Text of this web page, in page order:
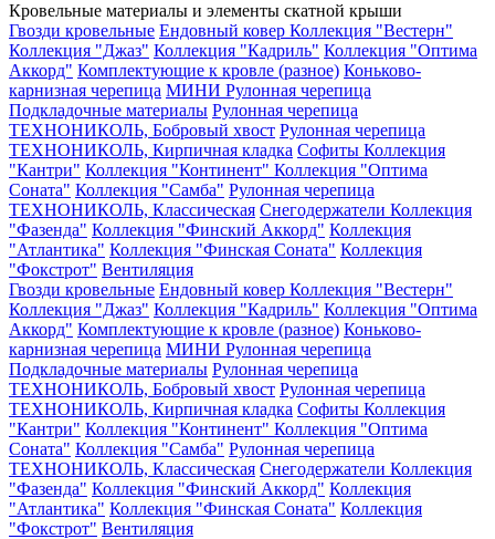
Кровельные материалы и элементы скатной крыши
Гвозди кровельные Ендовный ковер Коллекция "Вестерн"
Коллекция "Джаз" Коллекция "Кадриль" Коллекция "Оптима
Аккорд" Комплектующие к кровле (разное) Коньково-
карнизная черепица МИНИ Рулонная черепица
Подкладочные материалы Рулонная черепица
ТЕХНОНИКОЛЬ, Бобровый хвост Рулонная черепица
ТЕХНОНИКОЛЬ, Кирпичная кладка Софиты Коллекция
"Кантри" Коллекция "Континент" Коллекция "Оптима
Соната" Коллекция "Самба" Рулонная черепица
ТЕХНОНИКОЛЬ, Классическая Снегодержатели Коллекция
"Фазенда" Коллекция "Финский Аккорд" Коллекция
"Атлантика" Коллекция "Финская Соната" Коллекция
"Фокстрот" Вентиляция
Гвозди кровельные Ендовный ковер Коллекция "Вестерн"
Коллекция "Джаз" Коллекция "Кадриль" Коллекция "Оптима
Аккорд" Комплектующие к кровле (разное) Коньково-
карнизная черепица МИНИ Рулонная черепица
Подкладочные материалы Рулонная черепица
ТЕХНОНИКОЛЬ, Бобровый хвост Рулонная черепица
ТЕХНОНИКОЛЬ, Кирпичная кладка Софиты Коллекция
"Кантри" Коллекция "Континент" Коллекция "Оптима
Соната" Коллекция "Самба" Рулонная черепица
ТЕХНОНИКОЛЬ, Классическая Снегодержатели Коллекция
"Фазенда" Коллекция "Финский Аккорд" Коллекция
"Атлантика" Коллекция "Финская Соната" Коллекция
"Фокстрот" Вентиляция